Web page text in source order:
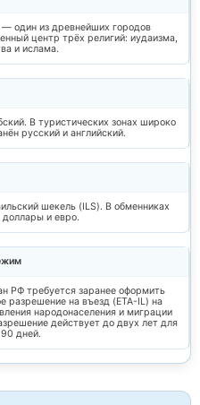
один из древнейших городов
центр трёх религий: иудаизма,
и ислама.
В туристических зонах широко
русский и английский.
шекель (ILS). В обменниках
и евро.
РФ требуется заранее оформить
разрешение на въезд (ETA-IL) на
народонаселения и миграции
действует до двух лет для
дней.